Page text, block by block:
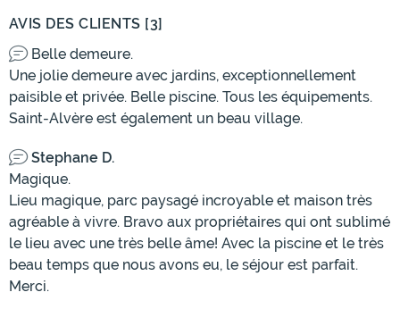
AVIS DES CLIENTS [3]
Belle demeure.
Une jolie demeure avec jardins, exceptionnellement
paisible et privée. Belle piscine. Tous les équipements.
Saint-Alvère est également un beau village.
Stephane D.
Magique.
Lieu magique, parc paysagé incroyable et maison très
agréable à vivre. Bravo aux propriétaires qui ont sublimé
le lieu avec une très belle âme! Avec la piscine et le très
beau temps que nous avons eu, le séjour est parfait.
Merci.